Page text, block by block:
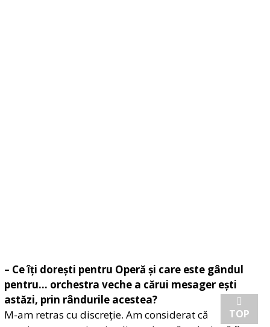
– Ce îți dorești pentru Operă și care este gândul
pentru… orchestra veche a cărui mesager ești
astăzi, prin rândurile acestea?
M-am retras cu discreție. Am considerat că
TOP